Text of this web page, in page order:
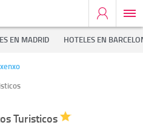
EN MADRID HOTELES EN
Turisticos